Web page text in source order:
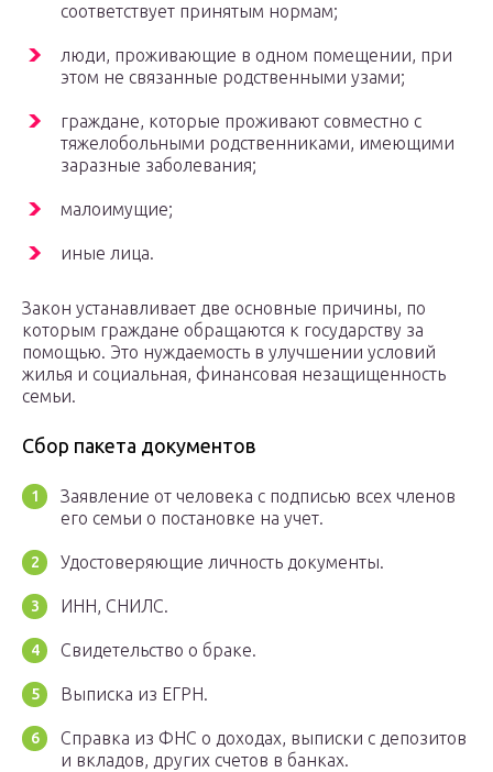
соответствует принятым нормам;
люди, проживающие в одном помещении, при
этом не связанные родственными узами;
граждане, которые проживают совместно с
тяжелобольными родственниками, имеющими
заразные заболевания;
малоимущие;
иные лица.
Закон устанавливает две основные причины, по
которым граждане обращаются к государству за
помощью. Это нуждаемость в улучшении условий
жилья и социальная, финансовая незащищенность
семьи.
Сбор пакета документов
Заявление от человека с подписью всех членов
его семьи о постановке на учет.
Удостоверяющие личность документы.
ИНН, СНИЛС.
Свидетельство о браке.
Выписка из ЕГРН.
Справка из ФНС о доходах, выписки с депозитов
и вкладов, других счетов в банках.